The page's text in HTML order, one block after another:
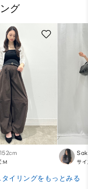
グ
152cm
:M サ
タイリングをもっとみる